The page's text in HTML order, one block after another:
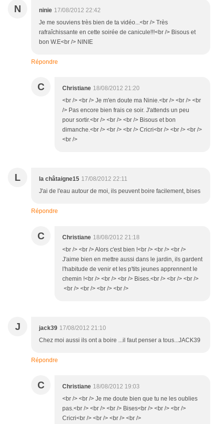
N ninie 17/08/2012 22:42
Je me souviens très bien de ta vidéo...<br /> Très
rafraîchissante en cette soirée de canicule!!!<br /> Bisous et
bon W.E<br /> NINIE
Répondre
C Christiane 18/08/2012 21:20
<br /> <br /> Je m'en doute ma Ninie.<br /> <br /> <br
/> Pas encore bien frais ce soir. J'attends un peu
pour sortir.<br /> <br /> <br /> Bisous et bon
dimanche.<br /> <br /> <br /> Cricri<br /> <br /> <br />
<br />
L la châtaigne15 17/08/2012 22:11
J'ai de l'eau autour de moi, ils peuvent boire facilement, bises
Répondre
C Christiane 18/08/2012 21:18
<br /> <br /> Alors c'est bien !<br /> <br /> <br />
J'aime bien en mettre aussi dans le jardin, ils gardent
l'habitude de venir et les p'tits jeunes apprennent le
chemin !<br /> <br /> <br /> Bises.<br /> <br /> <br />
<br /> <br /> <br /> <br />
J jack39 17/08/2012 21:10
Chez moi aussi ils ont a boire ...il faut penser a tous...JACK39
Répondre
C Christiane 18/08/2012 19:03
<br /> <br /> Je me doute bien que tu ne les oublies
pas.<br /> <br /> <br /> Bises<br /> <br /> <br />
Cricri<br /> <br /> <br /> <br />